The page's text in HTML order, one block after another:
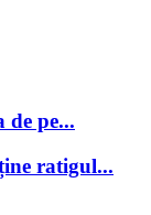
de pe...
ratigul...